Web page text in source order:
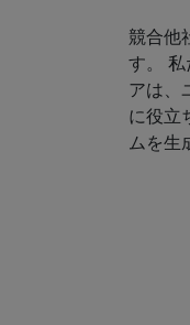
競合他
す。
アは、
に役立
ムを生